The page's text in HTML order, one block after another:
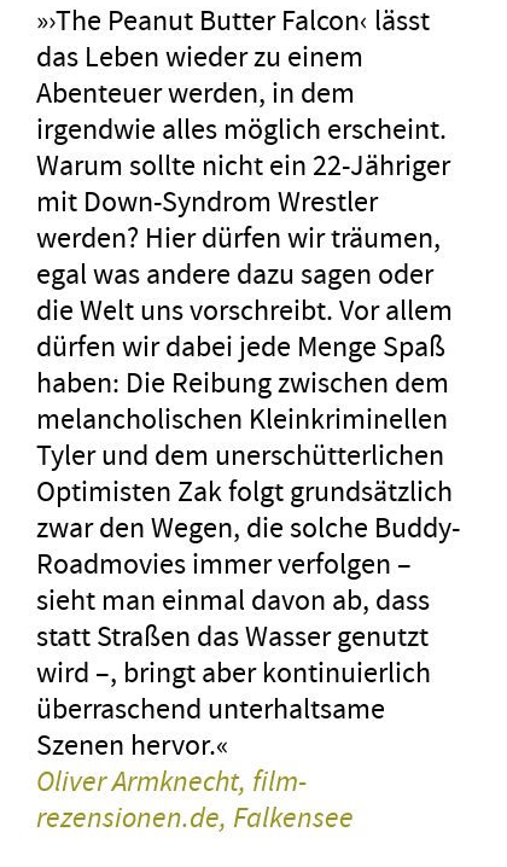
»›The Peanut Butter Falcon‹ lässt
das Leben wieder zu einem
Abenteuer werden, in dem
irgendwie alles möglich erscheint.
Warum sollte nicht ein 22-Jähriger
mit Down-Syndrom Wrestler
werden? Hier dürfen wir träumen,
egal was andere dazu sagen oder
die Welt uns vorschreibt. Vor allem
dürfen wir dabei jede Menge Spaß
haben: Die Reibung zwischen dem
melancholischen Kleinkriminellen
Tyler und dem unerschütterlichen
Optimisten Zak folgt grundsätzlich
zwar den Wegen, die solche Buddy-
Roadmovies immer verfolgen –
sieht man einmal davon ab, dass
statt Straßen das Wasser genutzt
wird –, bringt aber kontinuierlich
überraschend unterhaltsame
Szenen hervor.«
Oliver Armknecht, film-
rezensionen.de, Falkensee